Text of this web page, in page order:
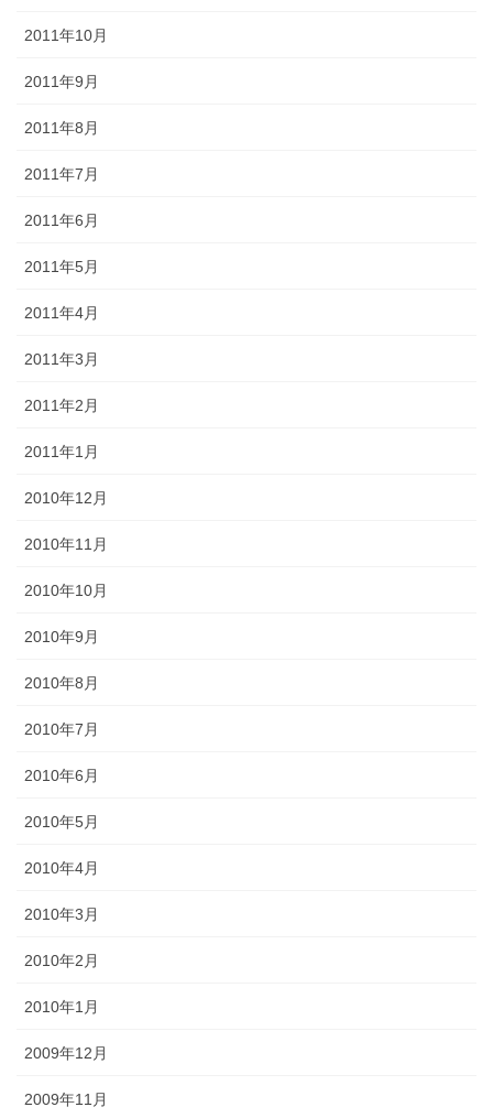
2011年10月
2011年9月
2011年8月
2011年7月
2011年6月
2011年5月
2011年4月
2011年3月
2011年2月
2011年1月
2010年12月
2010年11月
2010年10月
2010年9月
2010年8月
2010年7月
2010年6月
2010年5月
2010年4月
2010年3月
2010年2月
2010年1月
2009年12月
2009年11月